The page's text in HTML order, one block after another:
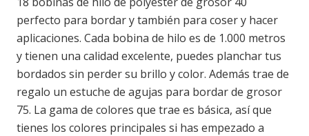
perfecto para bordar y también para coser y hacer
aplicaciones. Cada bobina de hilo es de 1.000 metros
y tienen una calidad excelente, puedes planchar tus
bordados sin perder su brillo y color. Además trae de
regalo un estuche de agujas para bordar de grosor
75. La gama de colores que trae es básica, así que
tienes los colores principales si has empezado a